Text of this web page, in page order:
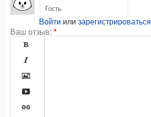
Войти или зарегистрироваться
Ваш отзыв: *




